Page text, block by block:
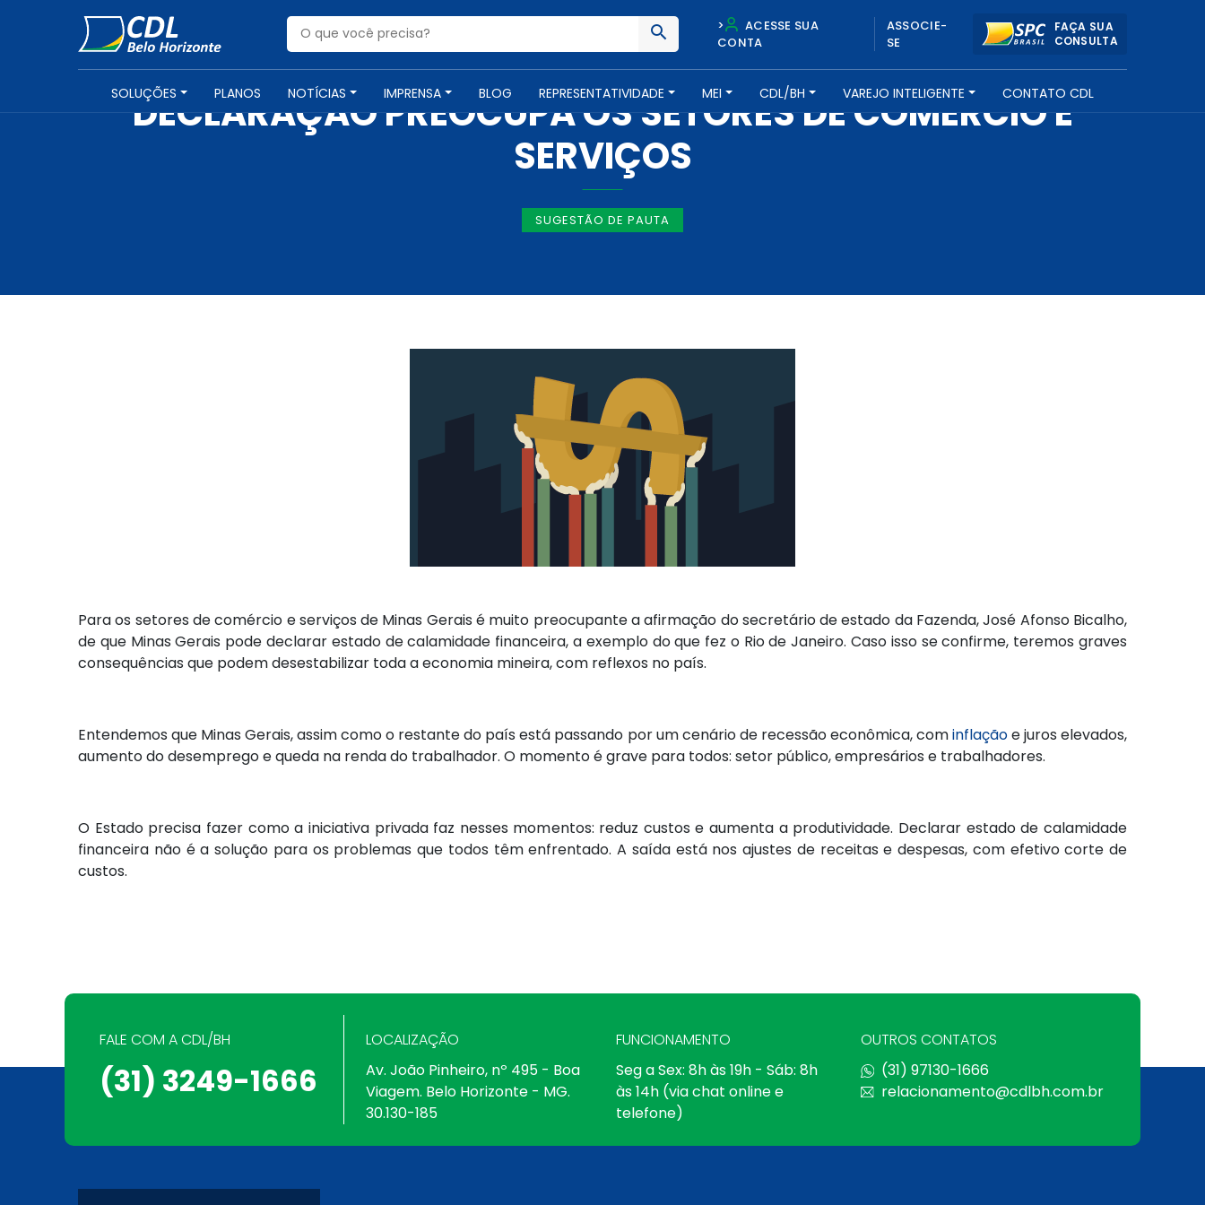
>
ACESSE SUA
CONTA
ASSOCIE-
SE
FAÇA SUA
CONSULTA
SOLUÇÕES PLANOS NOTÍCIAS IMPRENSA BLOG REPRESENTATIVIDADE MEI CDL/BH VAREJO INTELIGENTE CONTATO CDL
IMPRENSA -19 DE SETEMBRO DE 2016
DECLARAÇÃO PREOCUPA OS SETORES DE COMÉRCIO E
SERVIÇOS
SUGESTÃO DE PAUTA
Para os setores de comércio e serviços de Minas Gerais é muito preocupante a afirmação do secretário de estado da Fazenda, José Afonso Bicalho,
de que Minas Gerais pode declarar estado de calamidade financeira, a exemplo do que fez o Rio de Janeiro. Caso isso se confirme, teremos graves
consequências que podem desestabilizar toda a economia mineira, com reflexos no país.
Entendemos que Minas Gerais, assim como o restante do país está passando por um cenário de recessão econômica, cominflaçãoe juros elevados,
aumento do desemprego e queda na renda do trabalhador. O momento é grave para todos: setor público, empresários e trabalhadores.
O Estado precisa fazer como a iniciativa privada faz nesses momentos: reduz custos e aumenta a produtividade. Declarar estado de calamidade
financeira não é a solução para os problemas que todos têm enfrentado. A saída está nos ajustes de receitas e despesas, com efetivo corte de
custos.
FALE COM A CDL/BH
(31) 3249-1666
LOCALIZAÇÃO
Av. João Pinheiro, nº 495 - Boa
Viagem. Belo Horizonte - MG.
30.130-185
FUNCIONAMENTO
Seg a Sex: 8h às 19h - Sáb: 8h
às 14h (via chat online e
telefone)
OUTROS CONTATOS
(31) 97130-1666
relacionamento@cdlbh.com.br